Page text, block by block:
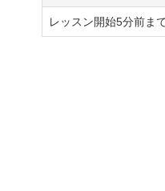
レッスン開始5分前ま